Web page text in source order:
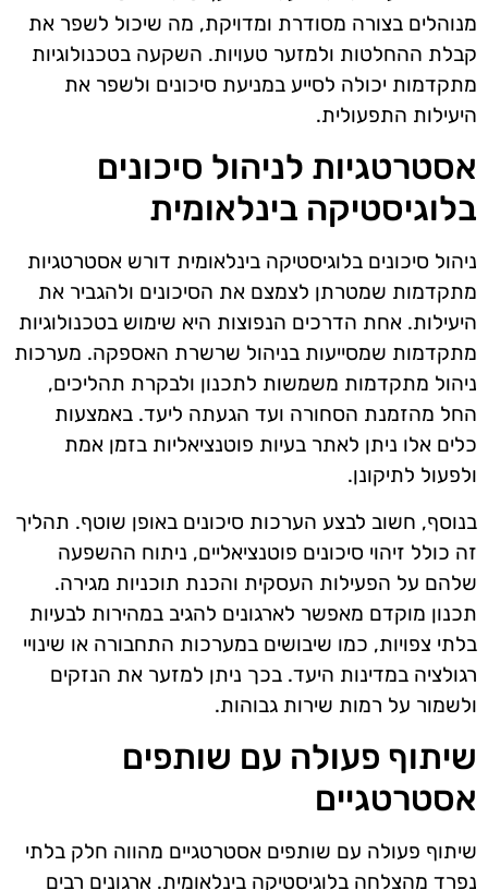
מנוהלים בצורה מסודרת ומדויקת, מה שיכול לשפר את
קבלת ההחלטות ולמזער טעויות. השקעה בטכנולוגיות
מתקדמות יכולה לסייע במניעת סיכונים ולשפר את
היעילות התפעולית.
אסטרטגיות לניהול סיכונים
בלוגיסטיקה בינלאומית
ניהול סיכונים בלוגיסטיקה בינלאומית דורש אסטרטגיות
מתקדמות שמטרתן לצמצם את הסיכונים ולהגביר את
היעילות. אחת הדרכים הנפוצות היא שימוש בטכנולוגיות
מתקדמות שמסייעות בניהול שרשרת האספקה. מערכות
ניהול מתקדמות משמשות לתכנון ולבקרת תהליכים,
החל מהזמנת הסחורה ועד הגעתה ליעד. באמצעות
כלים אלו ניתן לאתר בעיות פוטנציאליות בזמן אמת
ולפעול לתיקונן.
בנוסף, חשוב לבצע הערכות סיכונים באופן שוטף. תהליך
זה כולל זיהוי סיכונים פוטנציאליים, ניתוח ההשפעה
שלהם על הפעילות העסקית והכנת תוכניות מגירה.
תכנון מוקדם מאפשר לארגונים להגיב במהירות לבעיות
בלתי צפויות, כמו שיבושים במערכות התחבורה או שינויי
רגולציה במדינות היעד. בכך ניתן למזער את הנזקים
ולשמור על רמות שירות גבוהות.
שיתוף פעולה עם שותפים
אסטרטגיים
שיתוף פעולה עם שותפים אסטרטגיים מהווה חלק בלתי
נפרד מהצלחה בלוגיסטיקה בינלאומית. ארגונים רבים